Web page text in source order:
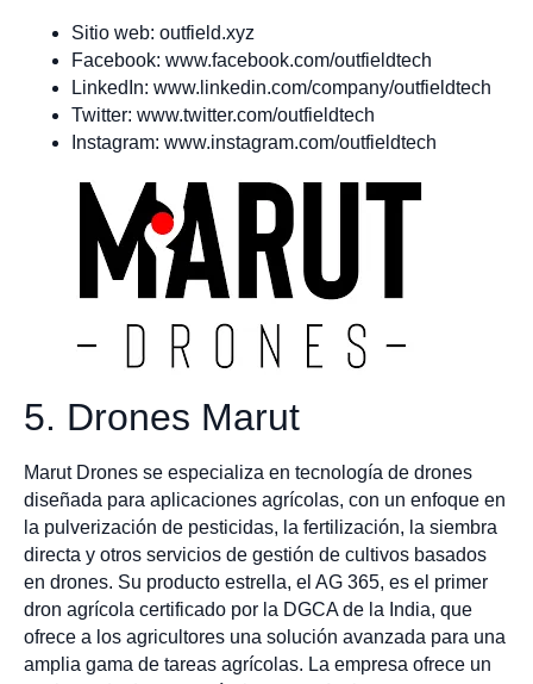
Sitio web: outfield.xyz
Facebook: www.facebook.com/outfieldtech
LinkedIn: www.linkedin.com/company/outfieldtech
Twitter: www.twitter.com/outfieldtech
Instagram: www.instagram.com/outfieldtech
5. Drones Marut
Marut Drones se especializa en tecnología de drones
diseñada para aplicaciones agrícolas, con un enfoque en
la pulverización de pesticidas, la fertilización, la siembra
directa y otros servicios de gestión de cultivos basados
en drones. Su producto estrella, el AG 365, es el primer
dron agrícola certificado por la DGCA de la India, que
ofrece a los agricultores una solución avanzada para una
amplia gama de tareas agrícolas. La empresa ofrece un